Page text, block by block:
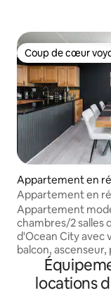
Coup de cœur
Coup de cœur
Appartement en
ean City
Appartement en
centre-ville,
de la promenade
Appartement
chambres/2 salles
d'Ocean City avec
balcon,
Peut accueillir 6
Size et 2 lits
environ 300
locations